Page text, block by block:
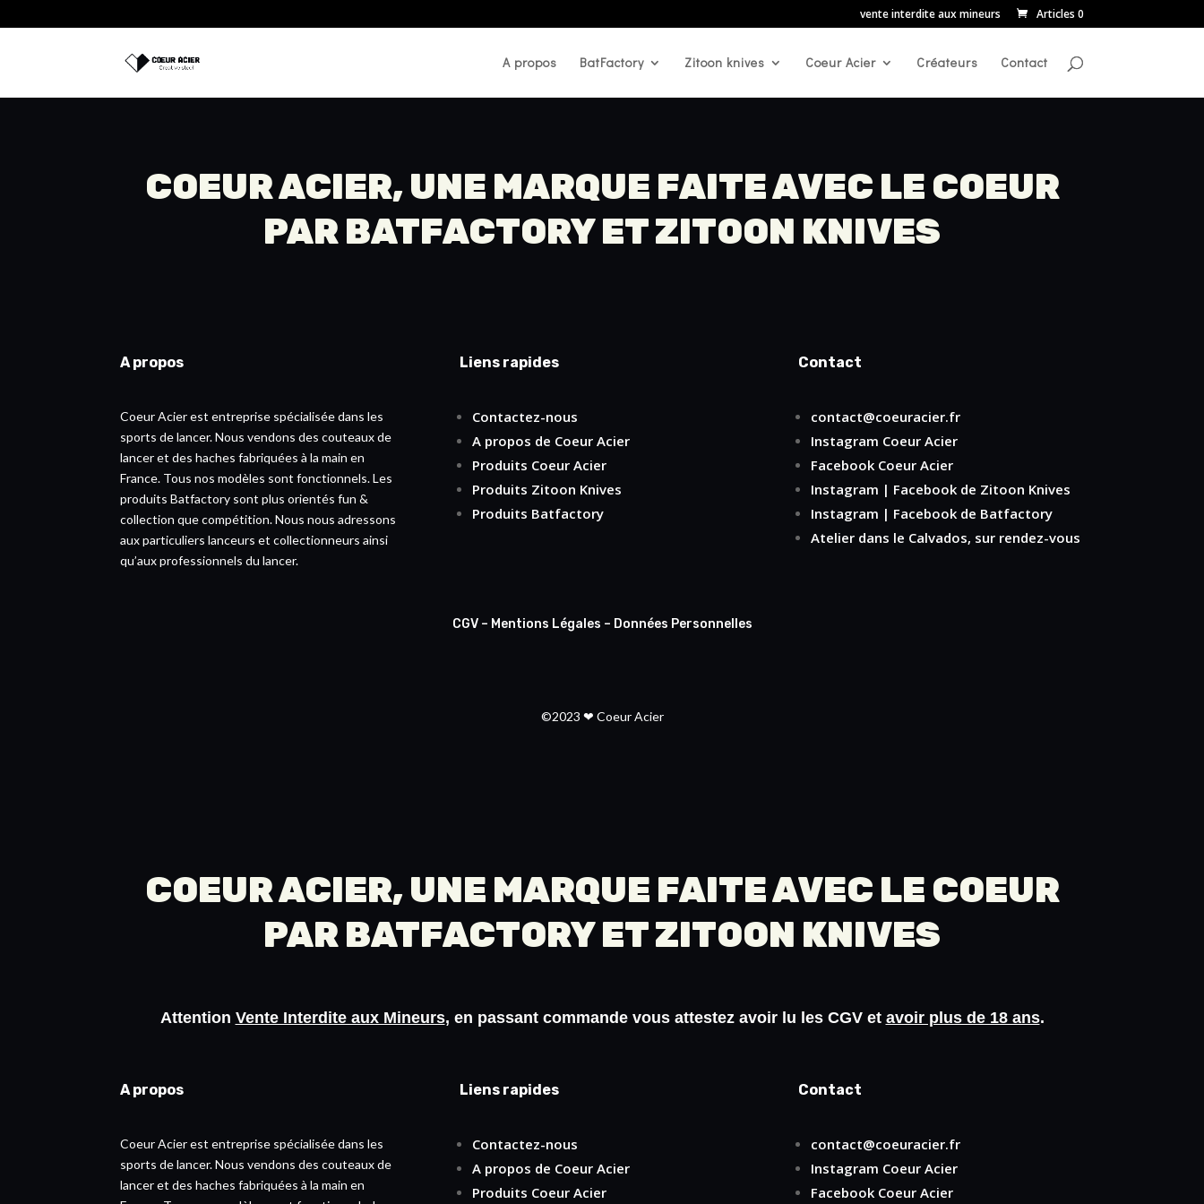
vente interdite aux mineurs Articles 0
A propos BatFactory Zitoon knives Coeur Acier Créateurs Contact
COEUR ACIER, UNE MARQUE FAITE AVEC LE COEUR
PARBATFACTORYETZITOON KNIVES
A propos
Coeur Acier est entreprise spécialisée dans les
sports de lancer. Nous vendons des couteaux de
lancer et des haches fabriquées à la main en
France. Tous nos modèles sont fonctionnels. Les
produits Batfactory sont plus orientés fun &
collection que compétition. Nous nous adressons
aux particuliers lanceurs et collectionneurs ainsi
qu’aux professionnels du lancer.
Liens rapides
Contactez-nous
A propos de Coeur Acier
Produits Coeur Acier
Produits Zitoon Knives
Produits Batfactory
Contact
contact@coeuracier.fr
Instagram Coeur Acier
FacebookCoeur Acier
Instagram | Facebookde Zitoon Knives
Instagram | Facebookde Batfactory
Atelier dans le Calvados, sur rendez-vous
CGV– Mentions Légales – Données Personnelles
©2023 ❤ Coeur Acier
COEUR ACIER, UNE MARQUE FAITE AVEC LE COEUR
PARBATFACTORYETZITOON KNIVES
Attention Vente Interdite aux Mineurs, en passant commande vous attestez avoir lu les CGVet avoir plus de 18 ans.
A propos
Coeur Acier est entreprise spécialisée dans les
sports de lancer. Nous vendons des couteaux de
lancer et des haches fabriquées à la main en
Liens rapides
Contactez-nous
A propos de Coeur Acier
Produits Coeur Acier
Contact
contact@coeuracier.fr
Instagram Coeur Acier
FacebookCoeur Acier